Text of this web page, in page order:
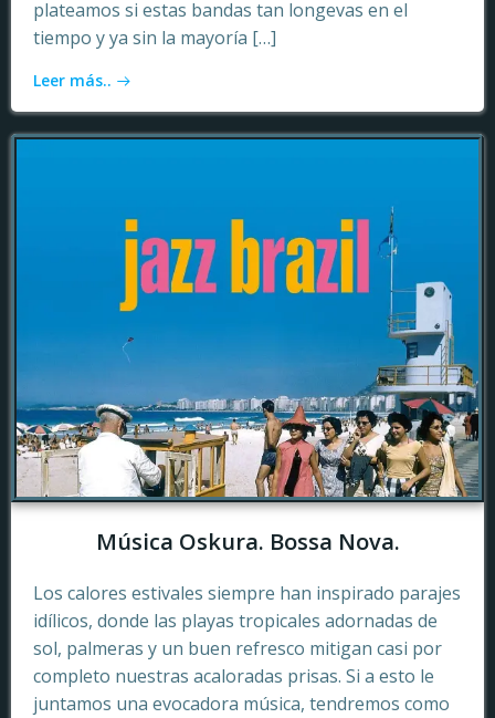
plateamos si estas bandas tan longevas en el
tiempo y ya sin la mayoría […]
Leer más..
Música Oskura. Bossa Nova.
Los calores estivales siempre han inspirado parajes
idílicos, donde las playas tropicales adornadas de
sol, palmeras y un buen refresco mitigan casi por
completo nuestras acaloradas prisas. Si a esto le
juntamos una evocadora música, tendremos como